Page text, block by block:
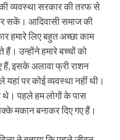
व्यवस्था सरकार की तरफ से
सकें। आदिवासी समाज की
हमारे लिए बहुत अच्छा काम
हैं। उन्होंने हमारे बच्चों को
हैं, इसके अलावा फ्री राशन
यहां पर कोई व्यवस्था नहीं थी।
थे। पहले हम लोगों के पास
मकान बनाकर दिए गए हैं।